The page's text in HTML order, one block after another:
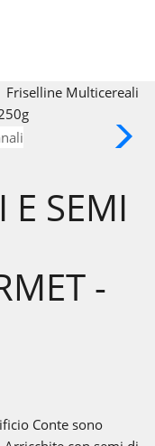
Friselline Multicereali
E SEMI
-
Conte sono